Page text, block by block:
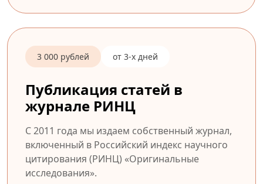
3 000 рублей от 3-х дней
Публикация статей в
журнале РИНЦ
С 2011 года мы издаем собственный журнал,
включенный в Российский индекс научного
цитирования (РИНЦ) «Оригинальные
исследования».